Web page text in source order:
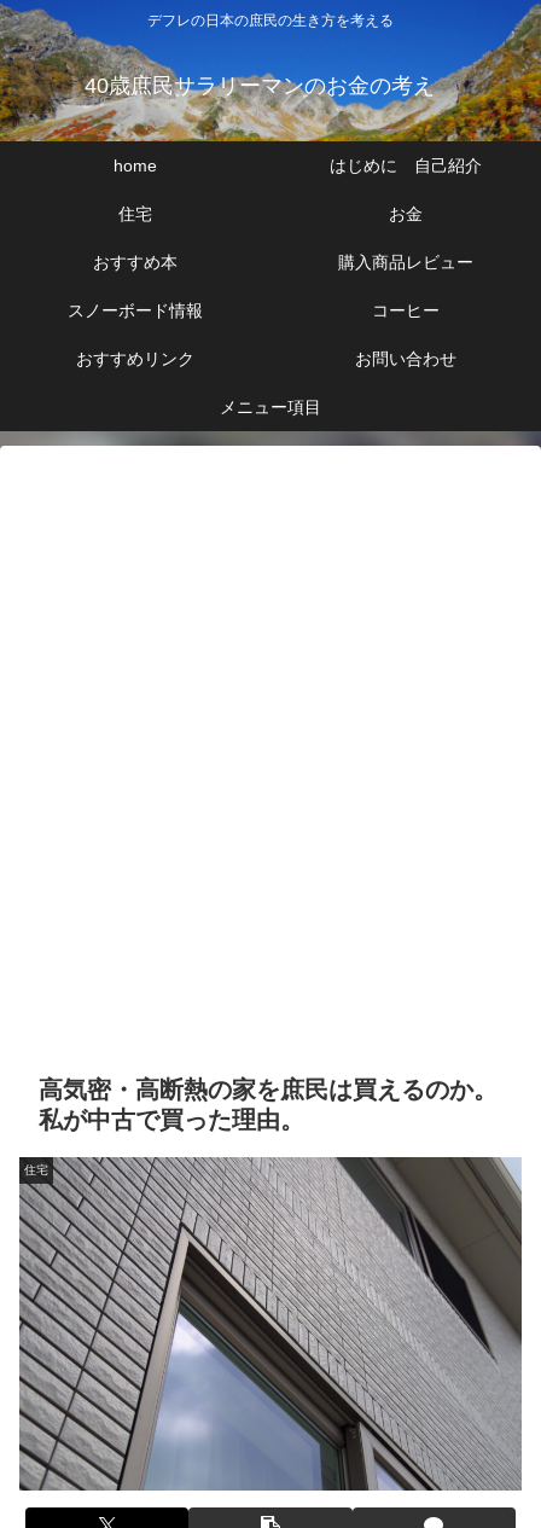
デフレの日本の庶民の生き方を考える
40歳庶民サラリーマンのお金の考え
home はじめに 自己紹介
住宅 お金
おすすめ本 購入商品レビュー
スノーボード情報 コーヒー
おすすめリンク お問い合わせ
メニュー項目
高気密・高断熱の家を庶民は買えるのか。
私が中古で買った理由。
住宅